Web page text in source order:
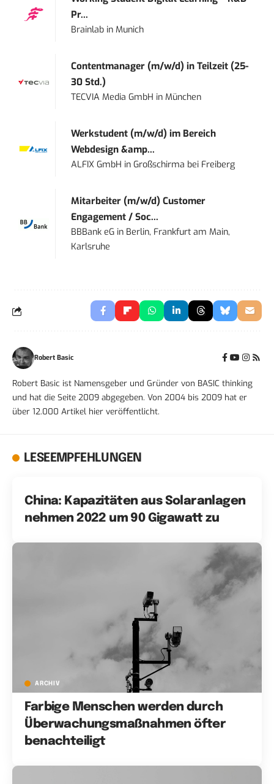
Pr...
Brainlab inMunich
Contentmanager (m/w/d) in Teilzeit (25-
30 Std.)
TECVIA Media GmbH inMünchen
Werkstudent (m/w/d) im Bereich
Webdesign &amp...
ALFIX GmbH inGroßschirma bei Freiberg
Mitarbeiter (m/w/d) Customer
Engagement / Soc...
BBBank eG in Berlin, Frankfurt am Main,
Karlsruhe
Robert Basic
Robert Basic ist Namensgeber und Gründer von BASIC thinking
und hat die Seite 2009 abgegeben. Von 2004 bis 2009 hat er
über 12.000 Artikel hier veröffentlicht.
LESEEMPFEHLUNGEN
China: Kapazitäten aus Solaranlagen
nehmen 2022 um 90 Gigawatt zu
ARCHIV
Farbige Menschen werden durch
Überwachungsmaßnahmen öfter
benachteiligt